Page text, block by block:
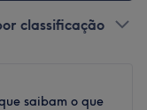
classificação
saibam o que